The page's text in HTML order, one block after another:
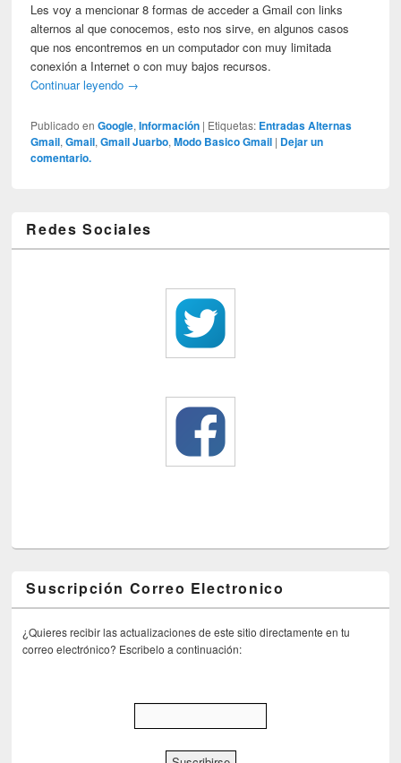
Les voy a mencionar 8 formas de acceder a Gmail con links
alternos al que conocemos, esto nos sirve, en algunos casos
que nos encontremos en un computador con muy limitada
conexión a Internet o con muy bajos recursos.
Continuar leyendo →
Publicado en Google,Información | Etiquetas: Entradas Alternas
Gmail,Gmail,Gmail Juarbo,Modo Basico Gmail | Dejar un
comentario.
Redes Sociales
Suscripción Correo Electronico
¿Quieres recibir las actualizaciones de este sitio directamente en tu
correo electrónico? Escribelo a continuación: